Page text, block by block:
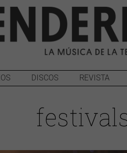
DISCOS REVISTA